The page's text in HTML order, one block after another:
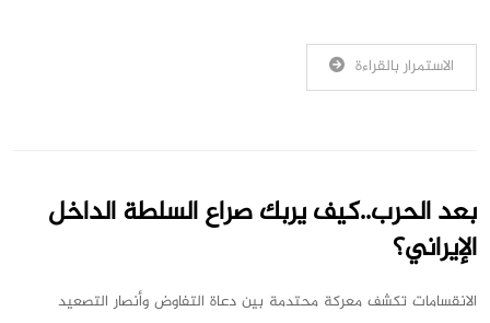
الاستمرار بالقراءة
بعد الحرب..كيف يربك صراع السلطة الداخل
الإيراني؟
الانقسامات تكشف معركة محتدمة بين دعاة التفاوض وأنصار التصعيد